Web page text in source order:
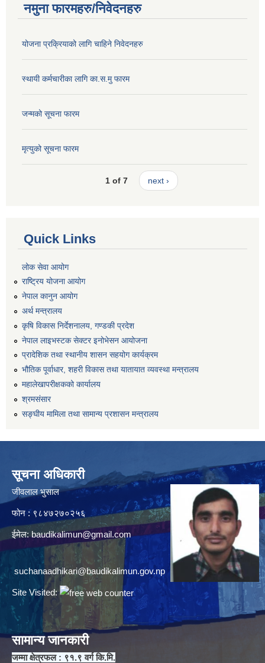
नमुना फारमहरु/निवेदनहरु
योजना प्रक्रियाको लागि चाहिने निवेदनहरु
स्थायी कर्मचारीका लागि का.स.मु फारम
जन्मको सूचना फारम
मृत्युको सूचना फारम
1 of 7 next ›
Quick Links
लोक सेवा आयोग
राष्ट्रिय योजना आयोग
नेपाल कानुन आयोग
अर्थ मन्त्रालय
कृषि विकास निर्देशनालय, गण्डकी प्रदेश
नेपाल लाइभस्टक सेक्टर इनोभेसन आयोजना
प्रादेशिक तथा स्थानीय शासन सहयोग कार्यक्रम
भौतिक पूर्वाधार, शहरी विकास तथा यातायात व्यवस्था मन्त्रालय
महालेखापरीक्षकको कार्यालय
श्रमसंसार
सङ्घीय मामिला तथा सामान्य प्रशासन मन्त्रालय
सूचना अधिकारी
जीवलाल भुसाल
फोन : ९८४७२७०२५६
ईमेल: baudikalimun@gmail.com
suchanaadhikari@baudikalimun.gov.np
Site Visited:
सामान्य जानकारी
जम्मा क्षेत्रफल : ९१.९ वर्ग कि.मि.